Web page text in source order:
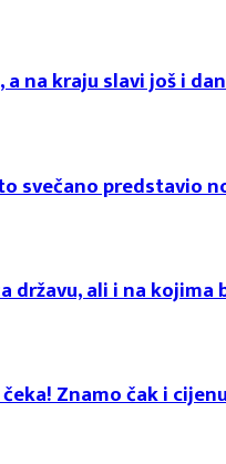
na kraju slavi još i
predstavio
ali i na kojima
Znamo čak i